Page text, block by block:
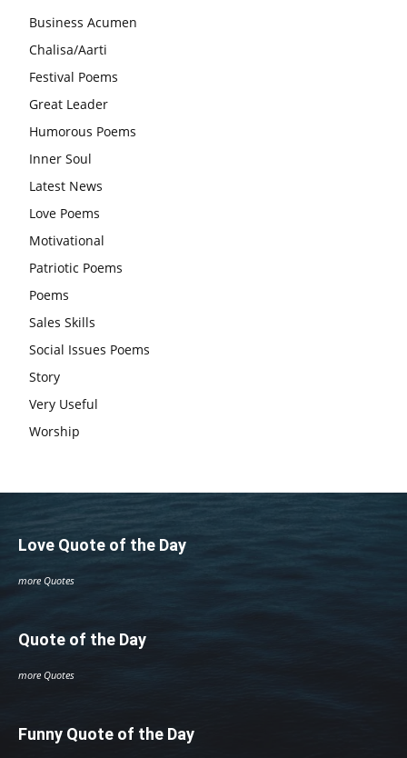
और असंतुलित रहते हैं?
आज का जीवन मंत्र:महिलाएं पुरुषों से श्रेष्ठ होती हैं, हमेशा उनका सम्मान
करना चाहिए और उन्हें पूजनीय दृष्टि से देखना चाहिए
वट सावित्री पूजा विधि और कथा:इस व्रत में सौलह श्रृंगार से सजती हैं
महिलाएं, करती हैं देवी सावित्री और बरगद की पूजा
CBSE 12वीं परीक्षा रद्द होने का असर:बच्चों को अब फोकस कॉम्पिटिटिव
एग्जाम पर करना चाहिए, तनाव लेने की जरूरत नहीं
Business Acumen
Chalisa/Aarti
Festival Poems
Great Leader
Humorous Poems
Inner Soul
Latest News
Love Poems
Motivational
Patriotic Poems
Poems
Sales Skills
Social Issues Poems
Story
Very Useful
Worship
Love Quote of the Day
more Quotes
Quote of the Day
more Quotes
Funny Quote of the Day